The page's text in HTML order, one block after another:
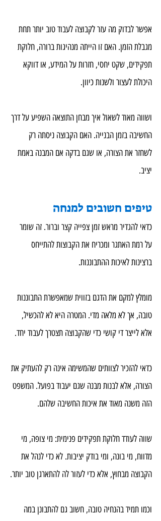
אפשר לבדוק מה עזר לקבוצה לעבוד טוב יותר תחת
מגבלת הזמן. האם זו הייתה מנהיגות ברורה, חלוקת
תפקידים, שקט יחסי, חזרות על המידע, או דווקא
היכולת לעצור ולשנות כיוון.
ושווה מאוד לשאול איך מבחן התוצאה השפיע על דרך
החשיבה בזמן הבנייה. האם הקבוצה ניסתה רק
לשחזר את הצורה, או שגם בדקה אם המבנה באמת
יציב.
טיפים חשובים למנחה
כדאי להגדיר מראש זמן צפייה קצר וברור. זה שומר
על רמת האתגר ומכריח את הקבוצות להתייחס
ברצינות לאיכות ההתבוננות.
מומלץ למקם את הדגם בזווית שמאפשרת התבוננות
טובה, אך לא מלאה מדי. המטרה היא לא להכשיל,
אלא לייצר די קושי כדי שהקבוצה תצטרך לעבוד יחד.
כדאי להזכיר לצוותים שהמשימה אינה רק להעתיק את
הצורה, אלא לבנות מבנה שגם יעבוד בפועל. המשפט
הזה משנה מאוד את איכות החשיבה שלהם.
שווה לעודד חלוקת תפקידים פנימית: מי צופה, מי
מדווח, מי בונה, ומי בודק יציבות. לא כדי לנהל את
הקבוצה מבחוץ, אלא כדי לעזור לה להתארגן טוב יותר.
וכמו תמיד בהנחיה טובה, חשוב גם להתבונן במה